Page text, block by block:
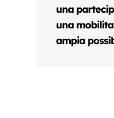
una
una
ampia